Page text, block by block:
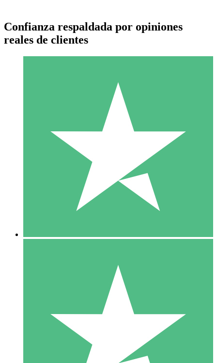
Paquetes de Créditos Individuales
Paga según el uso con créditos de descarga. Sin compromiso
10 00
10 Descargas
20 00
Confianza respaldada por opiniones
reales de clientes